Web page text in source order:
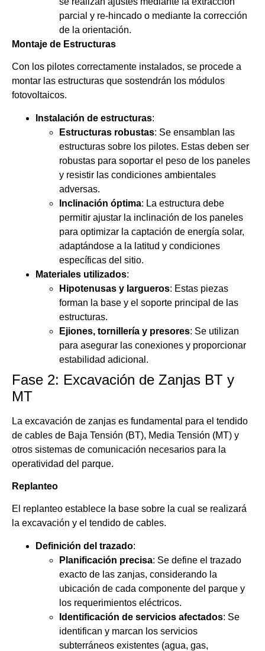
parcial y re-hincado o mediante la corrección
de la orientación.
Montaje de Estructuras
Con los pilotes correctamente instalados, se procede a
montar las estructuras que sostendrán los módulos
fotovoltaicos.
Instalación de estructuras:
Estructuras robustas: Se ensamblan las
estructuras sobre los pilotes. Estas deben ser
robustas para soportar el peso de los paneles
y resistir las condiciones ambientales
adversas.
Inclinación óptima: La estructura debe
permitir ajustar la inclinación de los paneles
para optimizar la captación de energía solar,
adaptándose a la latitud y condiciones
específicas del sitio.
Materiales utilizados:
Hipotenusas y largueros: Estas piezas
forman la base y el soporte principal de las
estructuras.
Ejiones, tornillería y presores: Se utilizan
para asegurar las conexiones y proporcionar
estabilidad adicional.
Fase 2: Excavación de Zanjas BT y
MT
La excavación de zanjas es fundamental para el tendido
de cables de Baja Tensión (BT), Media Tensión (MT) y
otros sistemas de comunicación necesarios para la
operatividad del parque.
Replanteo
El replanteo establece la base sobre la cual se realizará
la excavación y el tendido de cables.
Definición del trazado:
Planificación precisa: Se define el trazado
exacto de las zanjas, considerando la
ubicación de cada componente del parque y
los requerimientos eléctricos.
Identificación de servicios afectados: Se
identifican y marcan los servicios
subterráneos existentes (agua, gas,